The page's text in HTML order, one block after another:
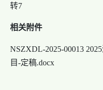
转7
相关附件
NSZXDL-2025-00013
目-定稿.docx